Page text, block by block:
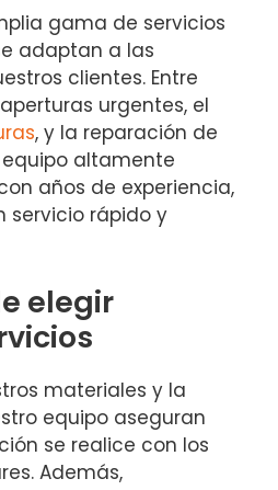
gama de servicios
adaptan a las
clientes. Entre
urgentes, el
, y la reparación de
equipo altamente
años de experiencia,
servicio rápido y
elegir
materiales y la
equipo aseguran
se realice con los
Además,